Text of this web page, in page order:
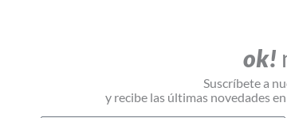
ok!
Suscríbete a
y recibe las últimas novedades